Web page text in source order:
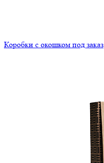
Коробки с окошком под заказ